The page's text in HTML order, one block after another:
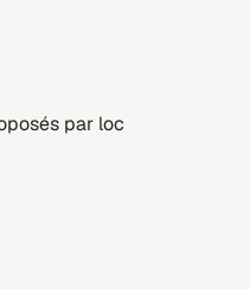
par loc